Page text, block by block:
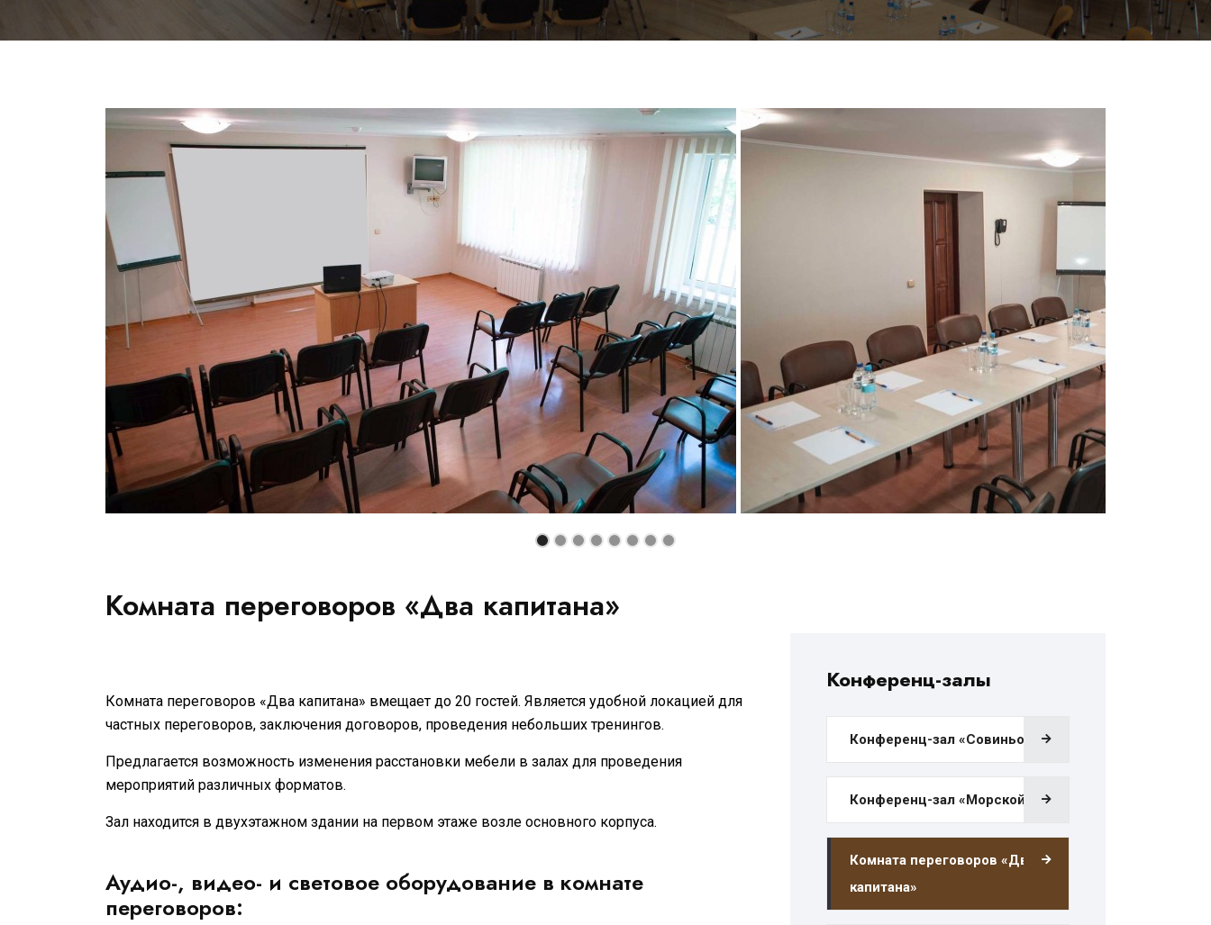
Комната переговоров «Два капитана»
Комната переговоров «Два капитана» вмещает до 20 гостей. Является удобной локацией для
частных переговоров, заключения договоров, проведения небольших тренингов.
Предлагается возможность изменения расстановки мебели в залах для проведения
мероприятий различных форматов.
Зал находится в двухэтажном здании на первом этаже возле основного корпуса.
Аудио-, видео- и световое оборудование в комнате
переговоров:
Конференц-залы
Конференц-зал «Совиньон»
Конференц-зал «Морской»
Комната переговоров «Два
капитана»